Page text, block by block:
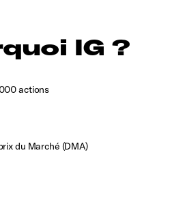
IG ?
actions
du Marché (DMA)